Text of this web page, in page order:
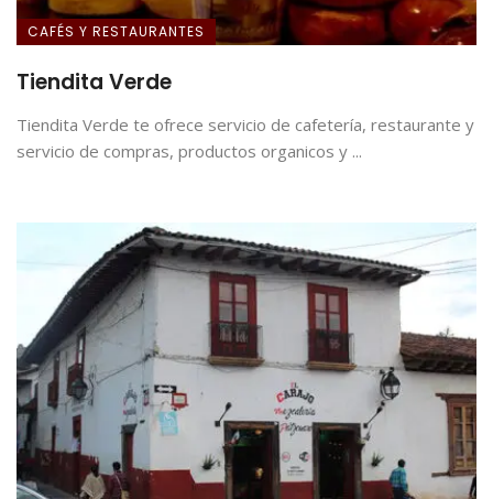
CAFÉS Y RESTAURANTES
Tiendita Verde
Tiendita Verde te ofrece servicio de cafetería, restaurante y
servicio de compras, productos organicos y ...